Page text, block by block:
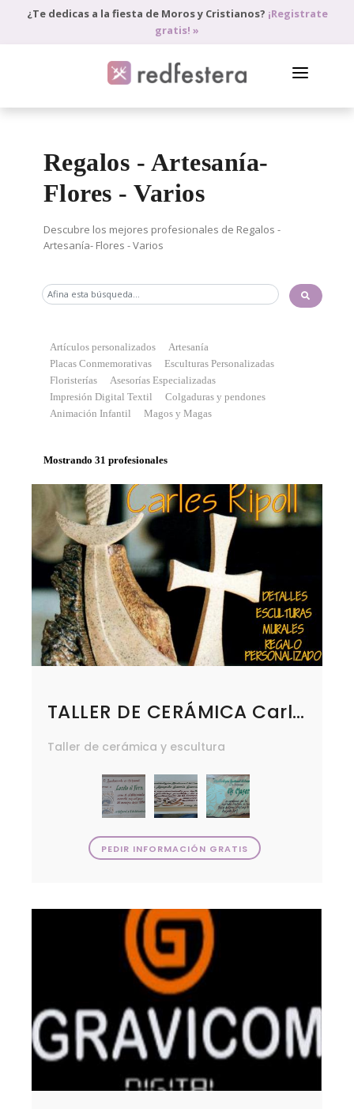
¿Te dedicas a la fiesta de Moros y Cristianos? ¡Registrate
gratis! »
PEDIR PRESUPUESTO
BLOG
ANÚNCIATE
Regalos - Artesanía-
Flores - Varios
Descubre los mejores profesionales de Regalos -
Artesanía- Flores - Varios
Artículos personalizados
Artesanía
Placas Conmemorativas
Esculturas Personalizadas
Floristerías
Asesorías Especializadas
Impresión Digital Textil
Colgaduras y pendones
Animación Infantil
Magos y Magas
Mostrando 31 profesionales
TALLER DE CERÁMICA Carles Ripoll- Taller de Terrissa
Taller de cerámica y escultura
PEDIR INFORMACIÓN GRATIS